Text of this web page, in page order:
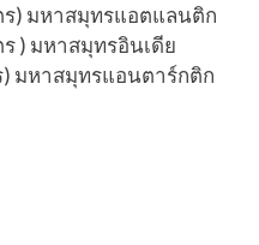
ร) มหาสมุทรแอตแลนติก
) มหาสมุทรอินเดีย
) มหาสมุทรแอนตาร์กติก